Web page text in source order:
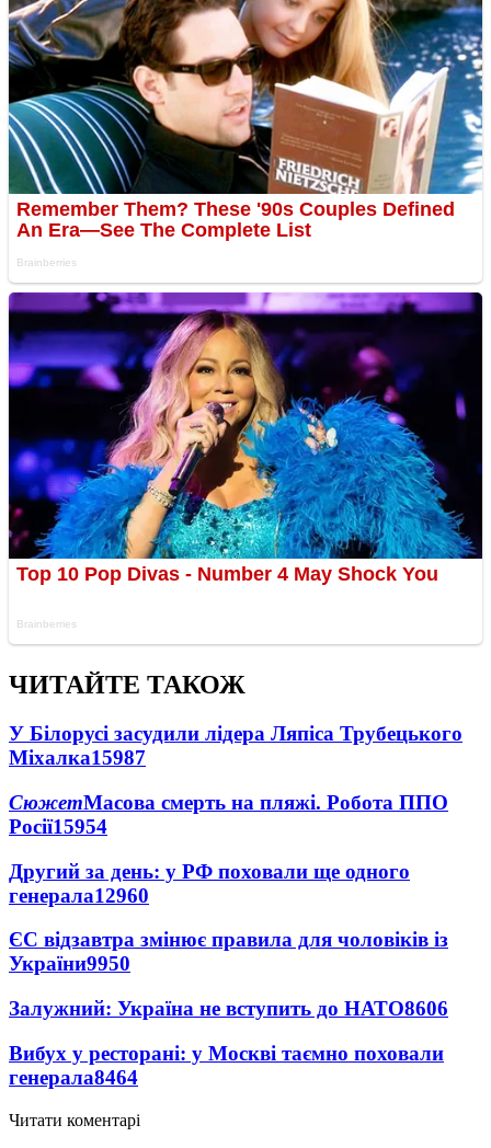
ЧИТАЙТЕ ТАКОЖ
У Білорусі засудили лідера Ляпіса Трубецького
Міхалка15987
СюжетМасова смерть на пляжі. Робота ППО
Росії15954
Другий за день: у РФ поховали ще одного
генерала12960
ЄС відзавтра змінює правила для чоловіків із
України9950
Залужний: Україна не вступить до НАТО8606
Вибух у ресторані: у Москві таємно поховали
генерала8464
Читати коментарі